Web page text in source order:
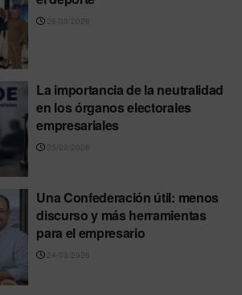
26/03/2026
La importancia de la neutralidad
en los órganos electorales
empresariales
25/03/2026
Una Confederación útil: menos
discurso y más herramientas
para el empresario
24/03/2026